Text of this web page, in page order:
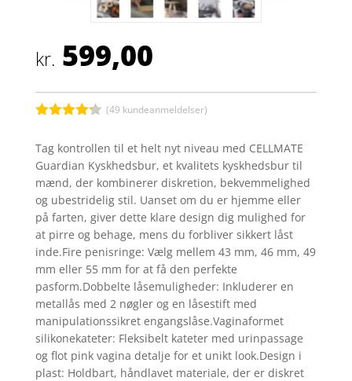
kr. 599,00
ud af 5
baseret
på
kundebedø
mmelser
(49 kundeanmeldelser)
Tag kontrollen til et helt nyt niveau med CELLMATE
Guardian Kyskhedsbur, et kvalitets kyskhedsbur til
mænd, der kombinerer diskretion, bekvemmelighed
og ubestridelig stil. Uanset om du er hjemme eller
på farten, giver dette klare design dig mulighed for
at pirre og behage, mens du forbliver sikkert låst
inde.Fire penisringe: Vælg mellem 43 mm, 46 mm, 49
mm eller 55 mm for at få den perfekte
pasform.Dobbelte låsemuligheder: Inkluderer en
metallås med 2 nøgler og en låsestift med
manipulationssikret engangslåse.Vaginaformet
silikonekateter: Fleksibelt kateter med urinpassage
og flot pink vagina detalje for et unikt look.Design i
plast: Holdbart, håndlavet materiale, der er diskret